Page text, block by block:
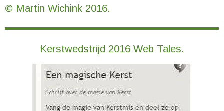
© Martin Wichink 2016.
Kerstwedstrijd 2016 Web Tales.